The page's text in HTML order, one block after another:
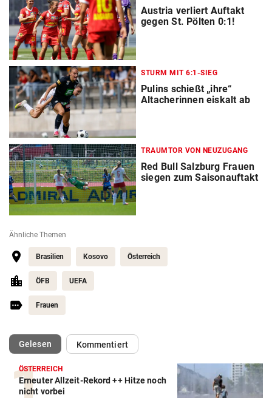
Austria verliert Auftakt
gegen St. Pölten 0:1!
STURM MIT 6:1-SIEG
Pulins schießt „ihre“
Altacherinnen eiskalt ab
TRAUMTOR VON NEUZUGANG
Red Bull Salzburg Frauen
siegen zum Saisonauftakt
Ähnliche Themen
Brasilien Kosovo Österreich
ÖFB UEFA
Frauen
Gelesen(ausgewählt)Kommentiert
ÖSTERREICH
Erneuter Allzeit-Rekord ++ Hitze noch
nicht vorbei
Action-Cam Vergleich